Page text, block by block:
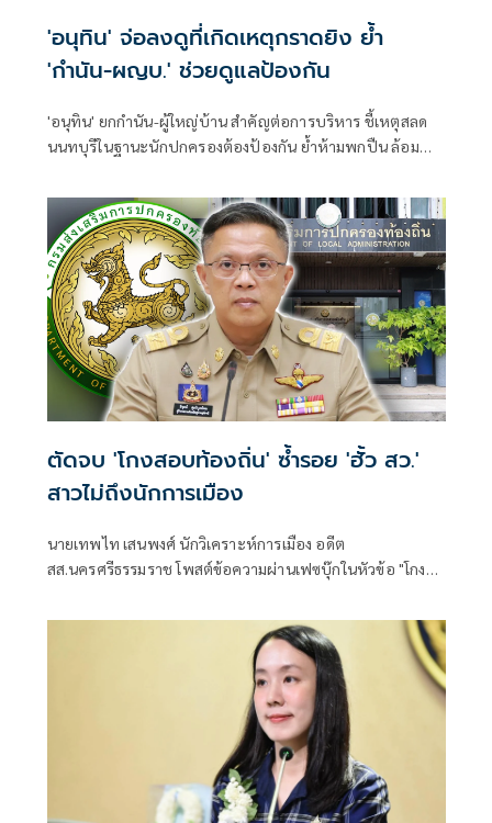
'อนุทิน' จ่อลงดูที่เกิดเหตุกราดยิง ย้ำ
'กำนัน-ผญบ.' ช่วยดูแลป้องกัน
'อนุทิน' ยกกำนัน-ผู้ใหญ่บ้าน สำคัญต่อการบริหาร ชี้เหตุสลด
นนทบุรีในฐานะนักปกครองต้องป้องกัน ย้ำห้ามพกปืน ล้อม
ที่เกิดเหตุ
ตัดจบ 'โกงสอบท้องถิ่น' ซ้ำรอย 'ฮั้ว สว.'
สาวไม่ถึงนักการเมือง
นายเทพไท เสนพงศ์ นักวิเคราะห์การเมือง อดีต
สส.นครศรีธรรมราช โพสต์ข้อความผ่านเฟซบุ๊กในหัวข้อ "โกง